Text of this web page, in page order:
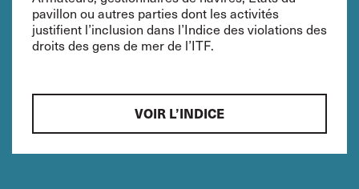
pavillon ou autres parties dont les activités
justifient l’inclusion dans l’Indice des violations des
droits des gens de mer de l’ITF.
VOIR L’INDICE